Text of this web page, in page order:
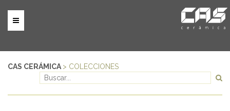
CAS CERÁMICA > COLECCIONES